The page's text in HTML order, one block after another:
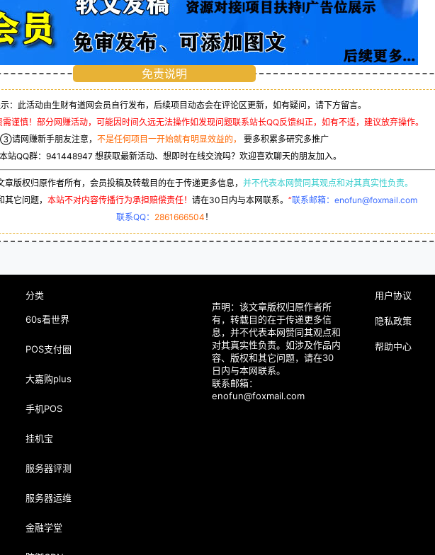
免责说明
此活动由生财有道网会员自行发布，后续项目动态会在评论区更新，如有疑问，请下方留言。
谨慎！部分网赚活动，可能因时间久远无法操作如发现问题联系站长QQ反馈纠正，如有不适，建议放弃操作。
③请网赚新手朋友注意， 不是任何项目一开始就有明显效益的，
要多积累多研究多推广
QQ群： 941448947 想获取最新活动、想即时在线交流吗？欢迎喜欢聊天的朋友加入。
章版权归原作者所有，会员投稿及转载目的在于传递更多信息， 并不代表本网赞同其观点和对其真实性负责。
它问题， 本站不对内容传播行为承担赔偿责任！ 请在30日内与本网联系。 “联系邮箱：enofun@foxmail.com
联系QQ： 2861666504 ！
分类
60s看世界
POS支付圈
大嘉购plus
手机POS
挂机宝
服务器评测
服务器运维
金融学堂
声明：该文章版权归原作者所
有，转载目的在于传递更多信
息，并不代表本网赞同其观点和
对其真实性负责。如涉及作品内
容、版权和其它问题，请在30
日内与本网联系。
联系邮箱：
enofun@foxmail.com
用户协议
隐私政策
帮助中心